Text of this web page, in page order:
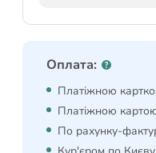
Оплата:
Платіжною
Платіжною
По рахунку-